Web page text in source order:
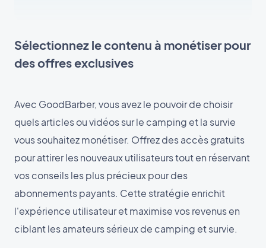
Sélectionnez le contenu à monétiser pour
des offres exclusives
Avec GoodBarber, vous avez le pouvoir de choisir
quels articles ou vidéos sur le camping et la survie
vous souhaitez monétiser. Offrez des accès gratuits
pour attirer les nouveaux utilisateurs tout en réservant
vos conseils les plus précieux pour des
abonnements payants. Cette stratégie enrichit
l'expérience utilisateur et maximise vos revenus en
ciblant les amateurs sérieux de camping et survie.